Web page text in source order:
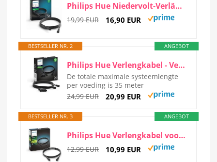
Philips Hue Niedervolt-Verlängerungskabel, für alle Hue Niedervolt Aussenleuchten, 5m Kabel
19,99 EUR 16,90 EUR
ANGEBOT
BESTSELLER NR. 2
Philips Hue Verlengkabel - Verlengsnoer: 2.5 Meter - Voor Buiten - IP67 - Eenvoudige Installatie...
De totale maximale systeemlengte
per voeding is 35 meter
24,99 EUR
20,99 EUR
ANGEBOT
BESTSELLER NR. 3
Philips Hue Verlengkabel voor Buiten - 2,5 Meter - Eenvoudige Installatie - Verlengsnoer - IP67
12,99 EUR 10,99 EUR